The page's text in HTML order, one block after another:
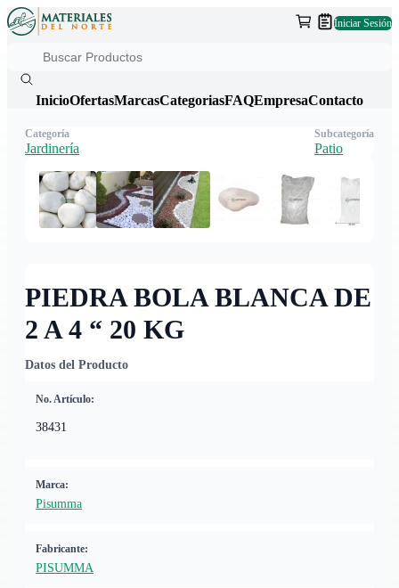
Iniciar Sesión
InicioOfertasMarcasCategoriasFAQEmpresaContacto
PIEDRA BOLA BLANCA DE
2 A 4 “ 20 KG
Datos del Producto
No. Artículo:
38431
Marca:
Pisumma
Fabricante:
PISUMMA
Categoría
Jardinería
Subcategoría
Patio